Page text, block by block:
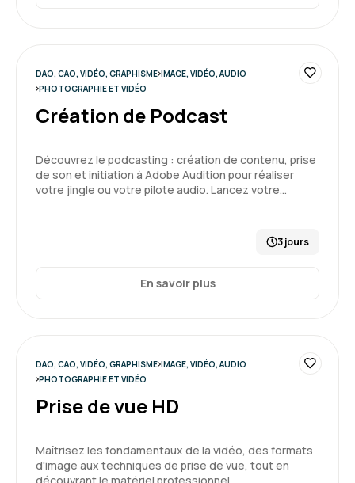
DAO, CAO, VIDÉO, GRAPHISME IMAGE, VIDÉO, AUDIO
PHOTOGRAPHIE ET VIDÉO
Création de Podcast
Découvrez le podcasting : création de contenu, prise
de son et initiation à Adobe Audition pour réaliser
votre jingle ou votre pilote audio. Lancez votre…
3 jours
En savoir plus
DAO, CAO, VIDÉO, GRAPHISME IMAGE, VIDÉO, AUDIO
PHOTOGRAPHIE ET VIDÉO
Prise de vue HD
Maîtrisez les fondamentaux de la vidéo, des formats
d'image aux techniques de prise de vue, tout en